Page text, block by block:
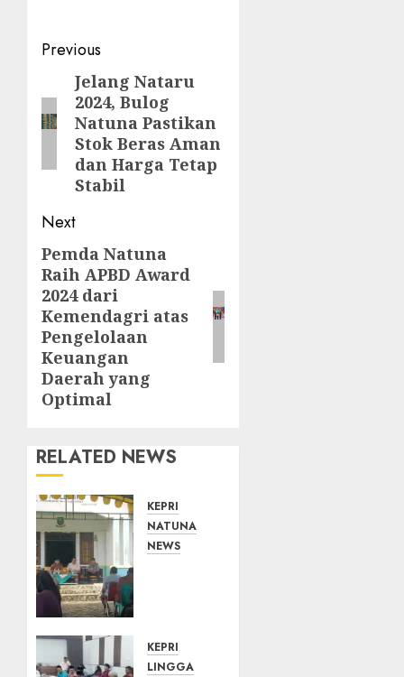
Post
navigation
Previous
Previous
post:
Jelang Nataru
2024, Bulog
Natuna Pastikan
Stok Beras Aman
dan Harga Tetap
Stabil
Next
Next
post:
Pemda Natuna
Raih APBD Award
2024 dari
Kemendagri atas
Pengelolaan
Keuangan
Daerah yang
Optimal
RELATED NEWS
KEPRI
NATUNA
NEWS
Kepri
Terima
KEPRI
LINGGA